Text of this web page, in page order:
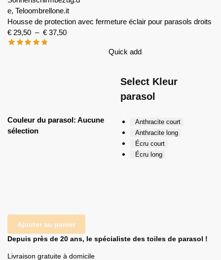
Housse de protection avec fermeture éclair pour parasols droits
€ 29,50 – € 37,50
Couleur du parasol: Aucune
sélection
Quick add
Select Kleur
parasol
Anthracite court
Anthracite long
Écru court
Écru long
Ajouter au panier
Depuis près de 20 ans, le spécialiste des toiles de parasol !
Livraison gratuite à domicile